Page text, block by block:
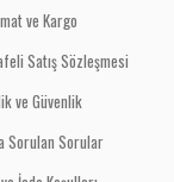
ve Kargo
Satış Sözleşmesi
ve Güvenlik
Sorulan Sorular